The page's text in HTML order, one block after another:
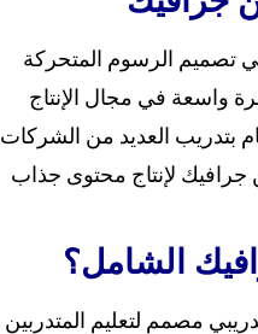
تصميم الرسوم المتحركة
واسعة في مجال الإنتاج
بتدريب العديد من الشركات
جرافيك لإنتاج محتوى جذاب
الشامل؟
مصمم لتعليم المتدربين